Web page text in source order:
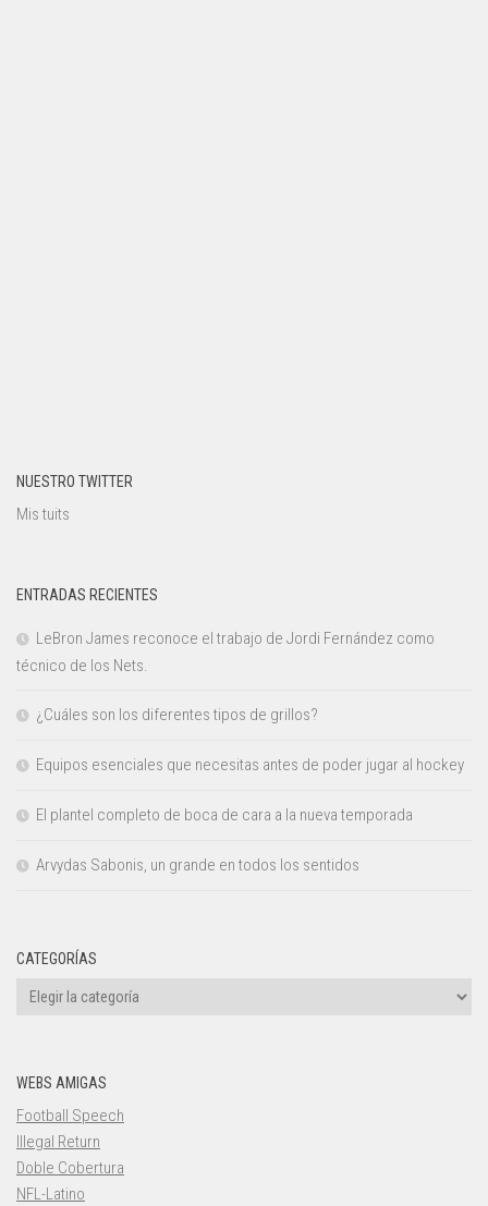
NUESTRO TWITTER
Mis tuits
ENTRADAS RECIENTES
LeBron James reconoce el trabajo de Jordi Fernández como
técnico de los Nets.
¿Cuáles son los diferentes tipos de grillos?
Equipos esenciales que necesitas antes de poder jugar al hockey
El plantel completo de boca de cara a la nueva temporada
Arvydas Sabonis, un grande en todos los sentidos
CATEGORÍAS
Categorías
WEBS AMIGAS
Football Speech
Illegal Return
Doble Cobertura
NFL-Latino